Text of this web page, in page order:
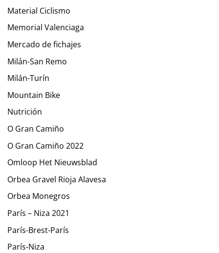
Material Ciclismo
Memorial Valenciaga
Mercado de fichajes
Milán-San Remo
Milán-Turín
Mountain Bike
Nutrición
O Gran Camiño
O Gran Camiño 2022
Omloop Het Nieuwsblad
Orbea Gravel Rioja Alavesa
Orbea Monegros
París – Niza 2021
París-Brest-París
París-Niza